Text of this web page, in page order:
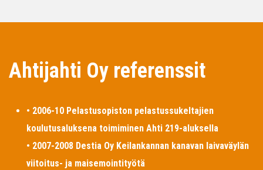
Ahtijahti Oy referenssit
• 2006-10 Pelastusopiston pelastussukeltajien
koulutusaluksena toimiminen Ahti 219-aluksella
• 2007-2008 Destia Oy Keilankannan kanavan laivaväylän
viitoitus- ja maisemointityötä